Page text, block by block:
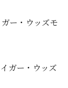
ー・ウッズモ
ガー・ウッズ